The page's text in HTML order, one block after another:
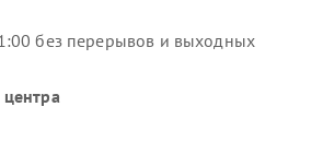
без перерывов и выходных
центра